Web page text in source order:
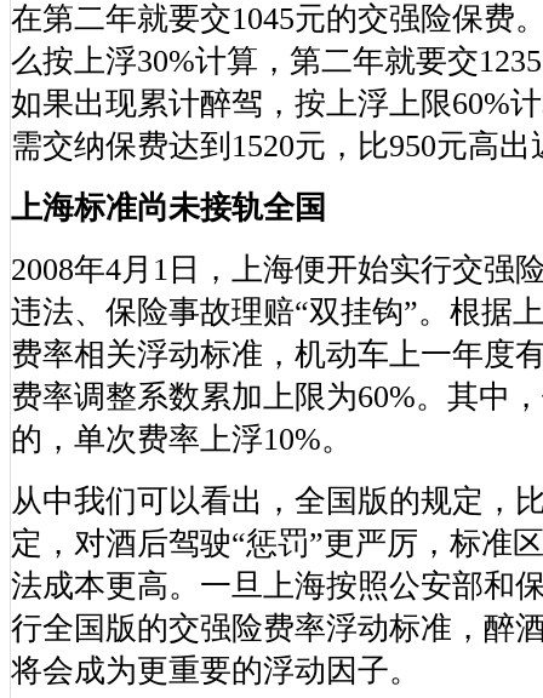
在第二年就要交1045元的交强险保费
么按上浮30%计算，第二年就要交
如果出现累计醉驾，按上浮上限60%
需交纳保费达到1520元，比950元高出
上海标准尚未接轨全国
2008年4月1日，上海便开始实行交强
违法、保险事故理赔“双挂钩”。根据
费率相关浮动标准，机动车上一年度
费率调整系数累加上限为60%。其中
的，单次费率上浮10%。
从中我们可以看出，全国版的规定，
定，对酒后驾驶“惩罚”更严厉，标准
法成本更高。一旦上海按照公安部和
行全国版的交强险费率浮动标准，醉
将会成为更重要的浮动因子。